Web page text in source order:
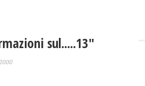
sul.....13"